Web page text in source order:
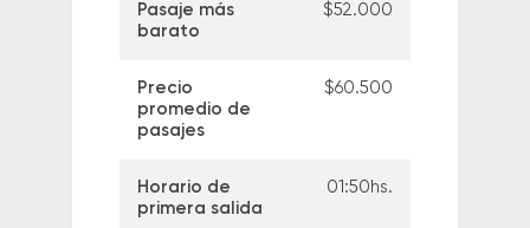
Pasaje más
barato
$52.000
Precio
promedio de
pasajes
$60.500
Horario de
primera salida
01:50hs.